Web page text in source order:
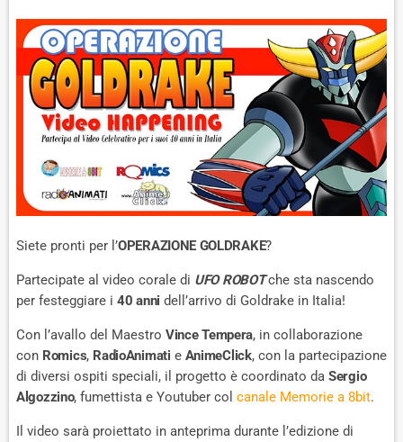
Siete pronti per l’OPERAZIONE GOLDRAKE?
Partecipate al video corale di UFO ROBOTche sta nascendo
per festeggiare i 40 anni dell’arrivo di Goldrake in Italia!
Con l’avallo del Maestro Vince Tempera, in collaborazione
con Romics, RadioAnimati e AnimeClick, con la partecipazione
di diversi ospiti speciali, il progetto è coordinato da Sergio
Algozzino, fumettista e Youtuber colcanale Memorie a 8bit.
Il video sarà proiettato in anteprima durante l’edizione di